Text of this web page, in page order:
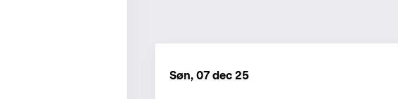
Søn, 07 dec 25